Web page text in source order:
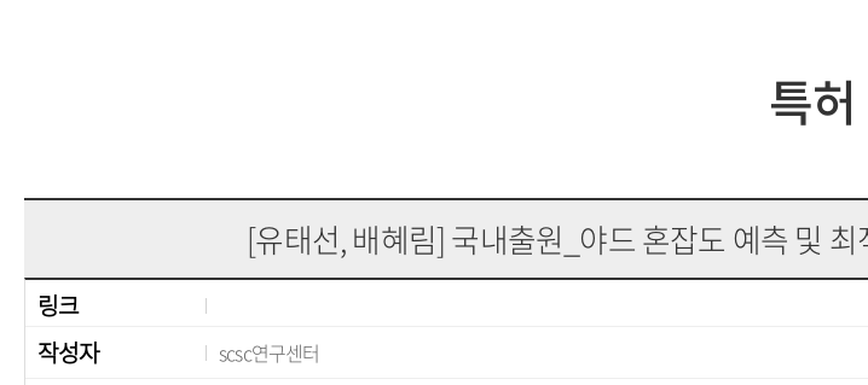
특허
[유태선, 배혜림] 국내출원_야드 혼잡도 예측 및
링크
작성자
scsc연구센터